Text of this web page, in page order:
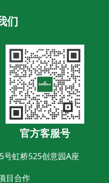
们
官方客服号
虹桥525创意园A座
目合作